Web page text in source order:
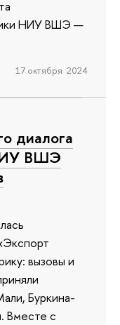
НИУ ВШЭ —
17 октября 2024
диалога
ВШЭ
вызовы и
Буркина-
Вместе с